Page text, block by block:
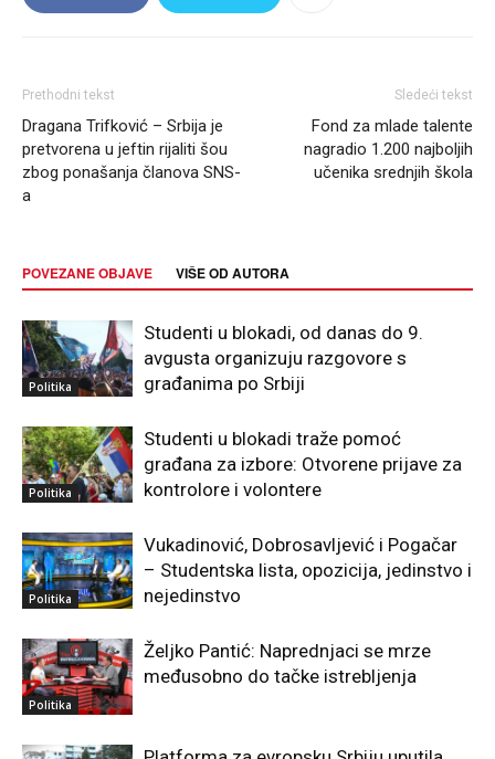
Prethodni tekst
Dragana Trifković – Srbija je
pretvorena u jeftin rijaliti šou
zbog ponašanja članova SNS-
a
Sledeći tekst
Fond za mlade talente
nagradio 1.200 najboljih
učenika srednjih škola
POVEZANE OBJAVE VIŠE OD AUTORA
Politika
Studenti u blokadi, od danas do 9.
avgusta organizuju razgovore s
građanima po Srbiji
Politika
Studenti u blokadi traže pomoć
građana za izbore: Otvorene prijave za
kontrolore i volontere
Politika
Vukadinović, Dobrosavljević i Pogačar
– Studentska lista, opozicija, jedinstvo i
nejedinstvo
Politika
Željko Pantić: Naprednjaci se mrze
međusobno do tačke istrebljenja